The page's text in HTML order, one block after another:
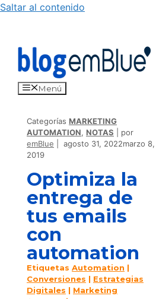
Saltar al contenido
Menú
Categorías MARKETING
AUTOMATION, NOTAS
por
emBlue
agosto 31, 2022marzo 8,
2019
Optimiza la
entrega de
tus emails
con
automation
Etiquetas Automation |
Conversiones | Estrategias
Digitales | Marketing